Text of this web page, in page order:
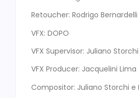
Retoucher: Rodrigo Bernardelli
VFX: DOPO
VFX Supervisor: Juliano Storchi
VFX Producer: Jacquelini Lima
Compositor: Juliano Storchi e